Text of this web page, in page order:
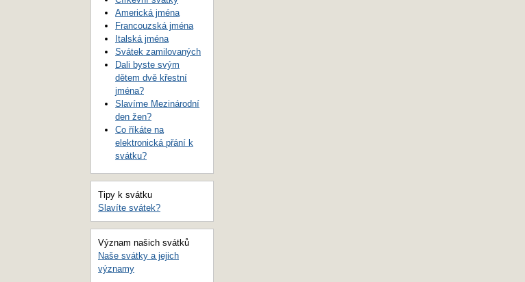
Americká jména
Francouzská jména
Italská jména
Svátek zamilovaných
Dali byste svým
dětem dvě křestní
jména?
Slavíme Mezinárodní
den žen?
Co říkáte na
elektronická přání k
svátku?
Tipy k svátku
Slavíte svátek?
Význam našich svátků
Naše svátky a jejich
významy